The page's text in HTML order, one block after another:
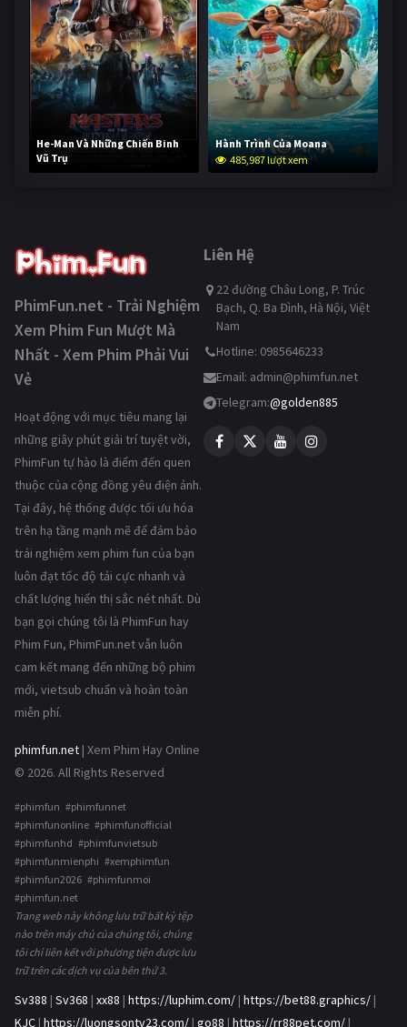
He-Man Và Những Chiến Binh
Vũ Trụ
233,919 lượt xem
Hành Trình Của Moana
485,987 lượt xem
PhimFun.net - Trải Nghiệm
Xem Phim Fun Mượt Mà
Nhất - Xem Phim Phải Vui
Vẻ
Hoạt động với mục tiêu mang lại
những giây phút giải trí tuyệt vời,
PhimFun tự hào là điểm đến quen
thuộc của cộng đồng yêu điện ảnh.
Tại đây, hệ thống được tối ưu hóa
trên hạ tầng mạnh mẽ để đảm bảo
trải nghiệm xem phim fun của bạn
luôn đạt tốc độ tải cực nhanh và
chất lượng hiển thị sắc nét nhất. Dù
bạn gọi chúng tôi là PhimFun hay
Phim Fun, PhimFun.net vẫn luôn
cam kết mang đến những bộ phim
mới, vietsub chuẩn và hoàn toàn
miễn phí.
phimfun.net | Xem Phim Hay Online
© 2026. All Rights Reserved
#phimfun #phimfunnet
#phimfunonline #phimfunofficial
#phimfunhd #phimfunvietsub
#phimfunmienphi #xemphimfun
#phimfun2026 #phimfunmoi
#phimfun.net
Trang web này không lưu trữ bất kỳ tệp
nào trên máy chủ của chúng tôi, chúng
tôi chỉ liên kết với phương tiện được lưu
trữ trên các dịch vụ của bên thứ 3.
Liên Hệ
22 đường Châu Long, P. Trúc
Bạch, Q. Ba Đình, Hà Nội, Việt
Nam
Hotline: 0985646233
Email: admin@phimfun.net
Telegram:@golden885
Sv388 | Sv368 | xx88 | https://luphim.com/ | https://bet88.graphics/ |
KJC | https://luongsontv23.com/ | go88 | https://rr88pet.com/ |